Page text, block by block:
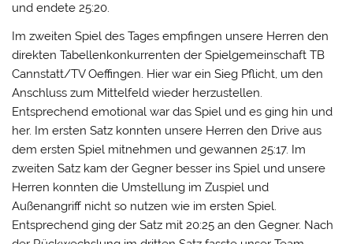
und endete 25:20.
Im zweiten Spiel des Tages empfingen unsere Herren den
direkten Tabellenkonkurrenten der Spielgemeinschaft TB
Cannstatt/TV Oeffingen. Hier war ein Sieg Pflicht, um den
Anschluss zum Mittelfeld wieder herzustellen.
Entsprechend emotional war das Spiel und es ging hin und
her. Im ersten Satz konnten unsere Herren den Drive aus
dem ersten Spiel mitnehmen und gewannen 25:17. Im
zweiten Satz kam der Gegner besser ins Spiel und unsere
Herren konnten die Umstellung im Zuspiel und
Außenangriff nicht so nutzen wie im ersten Spiel.
Entsprechend ging der Satz mit 20:25 an den Gegner. Nach